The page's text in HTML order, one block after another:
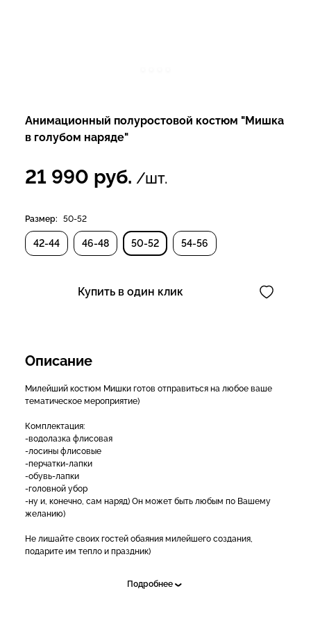
Анимационный полуростовой костюм "Мишка
в голубом наряде"
21 990 руб. /шт.
Размер: 50-52
42-44 46-48 50-52 54-56
Купить в один клик
Описание
Милейший костюм Мишки готов отправиться на любое ваше
тематическое мероприятие)
Комплектация:
-водолазка флисовая
-лосины флисовые
-перчатки-лапки
-обувь-лапки
-головной убор
-ну и, конечно, сам наряд) Он может быть любым по Вашему
желанию)
Не лишайте своих гостей обаяния милейшего создания,
подарите им тепло и праздник)
Подробнее